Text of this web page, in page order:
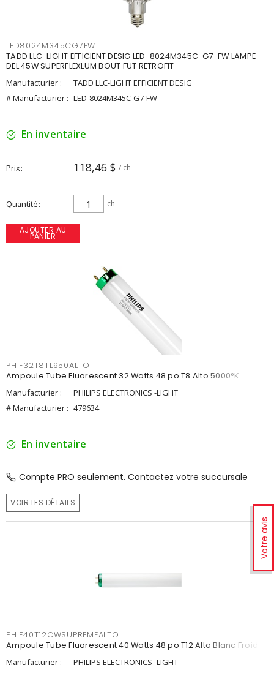
Votre avis
LED8024M345CG7FW
TADD LLC-LIGHT EFFICIENT DESIG LED-8024M345C-G7-FW LAMPE
DEL 45W SUPERFLEXLUM BOUT FUT RETROFIT
Manufacturier :
TADD LLC-LIGHT EFFICIENT DESIG
# Manufacturier : LED-8024M345C-G7-FW
En inventaire
Prix 118,46 $ / ch
Quantité ch
AJOUTER AU
PANIER
PHIF32T8TL950ALTO
Ampoule Tube Fluorescent 32 Watts 48 po T8 Alto 5000°K
Manufacturier :
PHILIPS ELECTRONICS -LIGHT
# Manufacturier : 479634
En inventaire
Compte PRO seulement. Contactez votre succursale
VOIR LES DÉTAILS
PHIF40T12CWSUPREMEALTO
Ampoule Tube Fluorescent 40 Watts 48 po T12 Alto Blanc Froid
Manufacturier :
PHILIPS ELECTRONICS -LIGHT